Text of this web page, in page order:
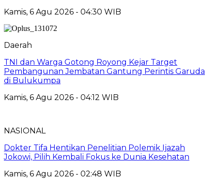
Kamis, 6 Agu 2026 - 04:30 WIB
Daerah
TNI dan Warga Gotong Royong Kejar Target
Pembangunan Jembatan Gantung Perintis Garuda
di Bulukumpa
Kamis, 6 Agu 2026 - 04:12 WIB
NASIONAL
Dokter Tifa Hentikan Penelitian Polemik Ijazah
Jokowi, Pilih Kembali Fokus ke Dunia Kesehatan
Kamis, 6 Agu 2026 - 02:48 WIB